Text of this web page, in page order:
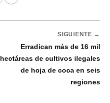
SIGUIENTE →
Erradican más de 16 mil
hectáreas de cultivos ilegales
de hoja de coca en seis
regiones